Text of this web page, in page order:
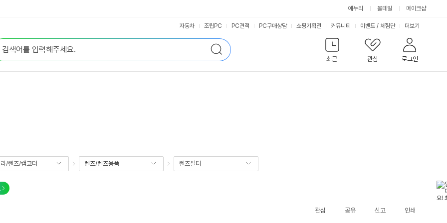
에누리 몰테일 메이크샵
검
색
최근
관심 로그인
자동차 조립PC PC견적 PC구매상담 쇼핑기획전 커뮤니티 이벤트 / 체험단 서
비
스
더보기
/렌즈/캠코더 렌즈/렌즈용품 렌즈필터
관심 공유 신고 인쇄